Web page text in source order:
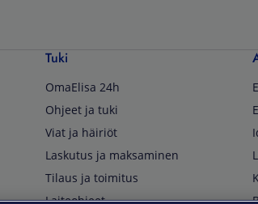
Tuki
OmaElisa 24h
Ohjeet ja tuki
Viat ja häiriöt
Laskutus ja maksaminen
Tilaus ja toimitus
Laiteohjeet